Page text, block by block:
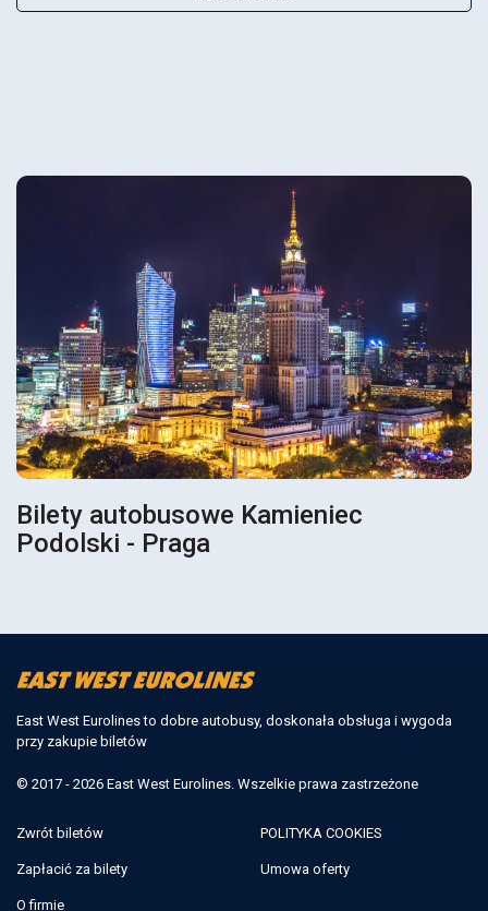
Bilety autobusowe Kamieniec
Podolski - Praga
East West Eurolines to dobre autobusy, doskonała obsługa i wygoda
przy zakupie biletów
© 2017 - 2026 East West Eurolines. Wszelkie prawa zastrzeżone
Zwrót biletów
Zapłacić za bilety
O firmie
POLITYKA COOKIES
Umowa oferty